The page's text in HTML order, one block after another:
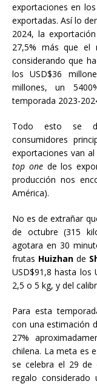
exportaciones en
exportadas. Así lo
2024, la
27,5% más que el
considerando que
los USD$36
millones, un
temporada 2023-
Todo esto se
consumidores
exportaciones van
top onede los
producción nos
América).
No es de extrañar
de octubre (315
agotara en 30
frutas Huizhan de
USD$91,8 hasta los
2,5 o 5 kg, y del
Para esta
con una estimación
27%
chilena. La meta es
se celebra el 29 de
regalo